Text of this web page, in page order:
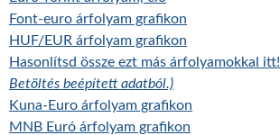
Font-euro árfolyam grafikon
HUF/EUR árfolyam grafikon
Hasonlítsd össze ezt más árfolyamokkal itt!
Betöltés beépített adatból.)
Kuna-Euro árfolyam grafikon
MNB Euró árfolyam grafikon